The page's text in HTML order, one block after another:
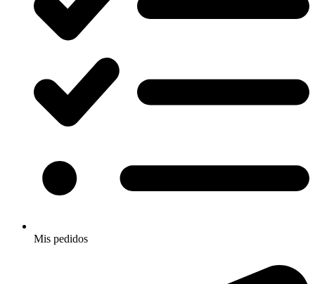
Mis pedidos